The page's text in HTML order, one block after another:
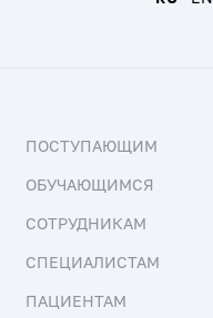
ПОСТУПАЮЩИМ
ОБУЧАЮЩИМСЯ
СОТРУДНИКАМ
СПЕЦИАЛИСТАМ
ПАЦИЕНТАМ